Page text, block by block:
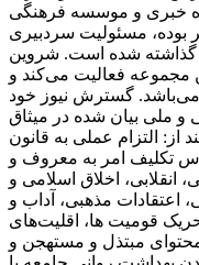
خبری و موسسه فرهنگی
بوده، مسئولیت سردبیری
گذاشته شده است. شروین
مجموعه فعالیت می‌کند و
گسترش نیوز خود
ملی بیان شده در میثاق
از: التزام عملی به قانون
تکلیف امر به‌ معروف و
انقلابی، اخلاق اسلامی و
اعتقادات مذهبی، آداب و
قومیت ‌ها، اقلیت‌های
محتوای مبتذل و مستهجن و